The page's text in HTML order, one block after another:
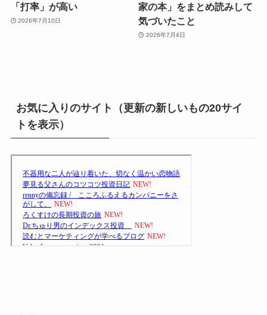
「打率」が高い
2026年7月10日
家の本」をまとめ読みして
気づいたこと
2026年7月4日
お気に入りのサイト（更新の新しいもの20サイ
トを表示）